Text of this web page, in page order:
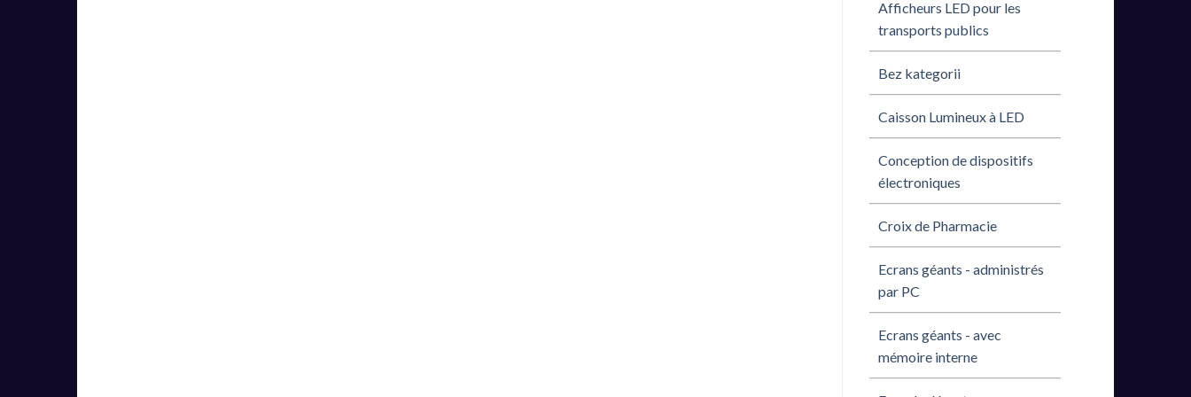
Afficheurs LED pour les
transports publics
Bez kategorii
Caisson Lumineux à LED
Conception de dispositifs
électroniques
Croix de Pharmacie
Ecrans géants - administrés
par PC
Ecrans géants - avec
mémoire interne